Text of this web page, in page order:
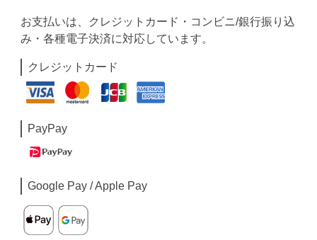
お支払いは、クレジットカード・コンビニ/銀行振り込
み・各種電子決済に対応しています。
クレジットカード
PayPay
Google Pay / Apple Pay